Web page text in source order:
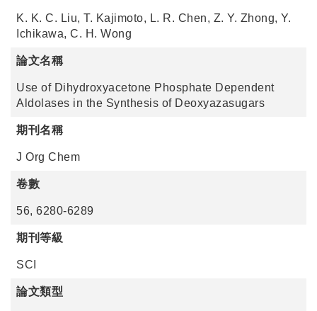
K. K. C. Liu, T. Kajimoto, L. R. Chen, Z. Y. Zhong, Y.
Ichikawa, C. H. Wong
論文名稱
Use of Dihydroxyacetone Phosphate Dependent
Aldolases in the Synthesis of Deoxyazasugars
期刊名稱
J Org Chem
卷數
56, 6280-6289
期刊等級
SCI
論文類型